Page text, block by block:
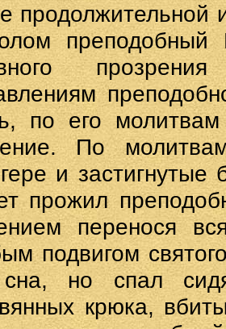
продолжительной
преподобный
по его
По
и застигнутые
прожил
перенося
подвигом
но спал
крюка,